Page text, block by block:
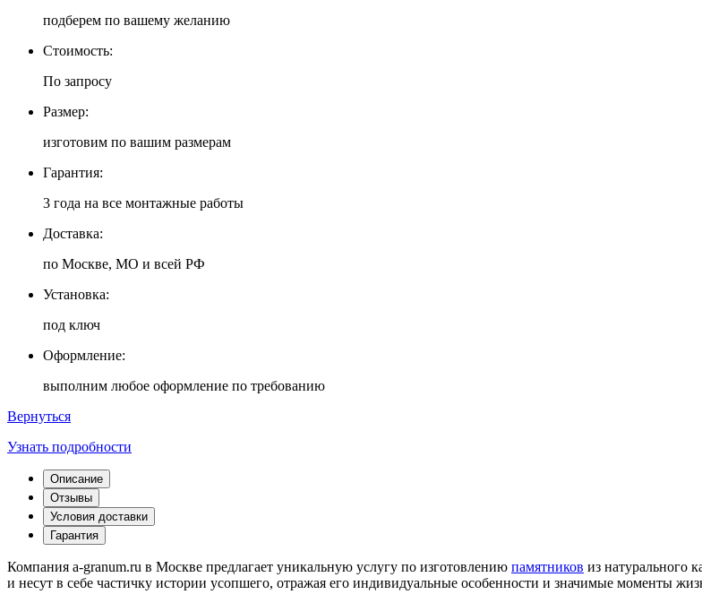
подберем по вашему желанию
Стоимость:
По запросу
Размер:
изготовим по вашим размерам
Гарантия:
3 года на все монтажные работы
Доставка:
по Москве, МО и всей РФ
Установка:
под ключ
Оформление:
выполним любое оформление по требованию
Вернуться
Узнать подробности
Описание
Отзывы
Условия доставки
Гарантия
Компания a-granum.ru в Москве предлагает уникальную услугу по изготовлению памятников из натурального
и несут в себе частичку истории усопшего, отражая его индивидуальные особенности и значимые моменты